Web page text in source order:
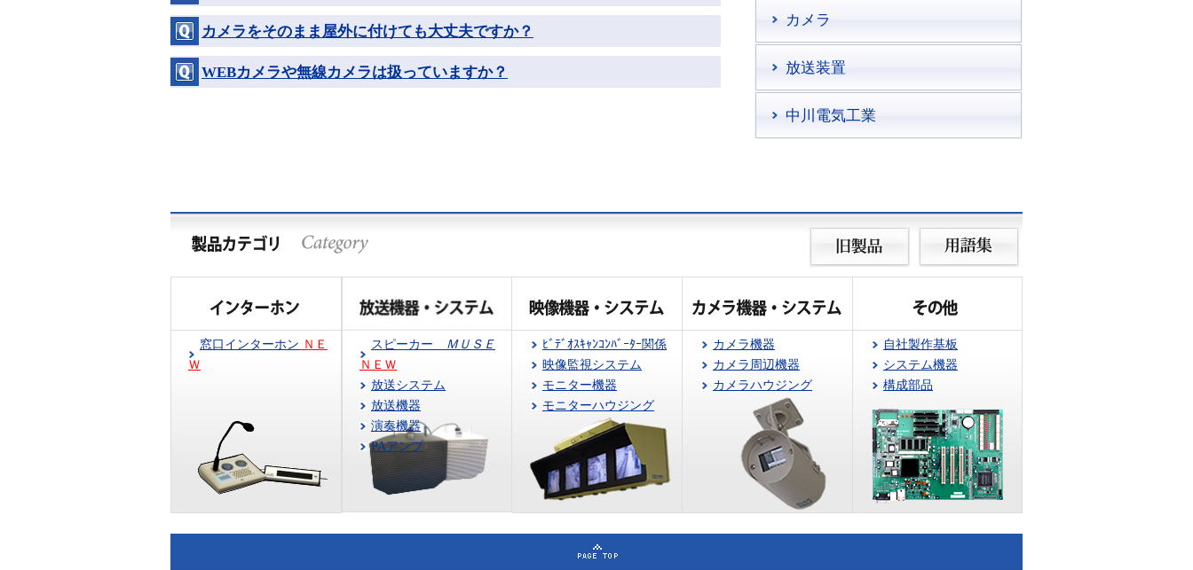
カメラをそのまま屋外に付けても大丈夫ですか？
WEBカメラや無線カメラは扱っていますか？
カメラ
放送装置
中川電気工業
窓口インターホン ＮＥ
Ｗ
スピーカー
ＭＵＳＥ
ＮＥＷ
放送システム
放送機器
演奏機器
PAアンプ
ﾋﾞﾃﾞｵｽｷｬﾝｺﾝﾊﾞｰﾀｰ関係
映像監視システム
モニター機器
モニターハウジング
カメラ機器
カメラ周辺機器
カメラハウジング
自社製作基板
システム機器
構成部品